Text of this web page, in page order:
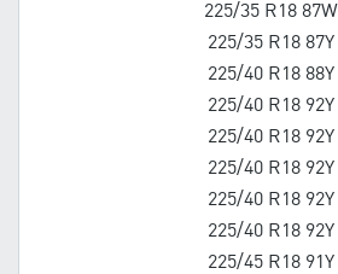
225/35 R18 87W
225/35 R18 87Y
225/40 R18 88Y
225/40 R18 92Y
225/40 R18 92Y
225/40 R18 92Y
225/40 R18 92Y
225/40 R18 92Y
225/45 R18 91Y